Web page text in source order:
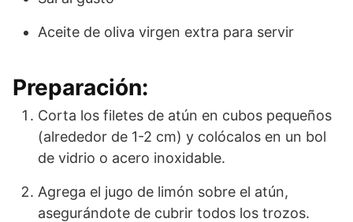
Aceite de oliva virgen extra para servir
Preparación:
Corta los filetes de atún en cubos pequeños
(alrededor de 1-2 cm) y colócalos en un bol
de vidrio o acero inoxidable.
Agrega el jugo de limón sobre el atún,
asegurándote de cubrir todos los trozos.